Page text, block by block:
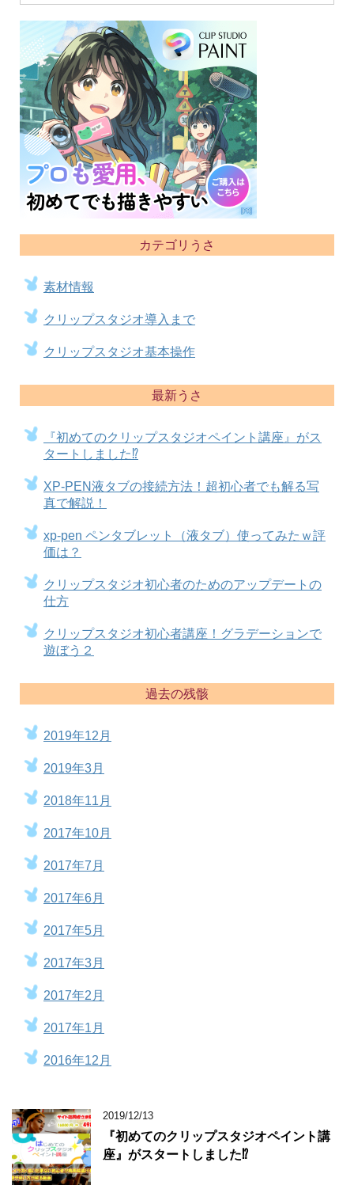
カテゴリうさ
素材情報
クリップスタジオ導入まで
クリップスタジオ基本操作
最新うさ
『初めてのクリップスタジオペイント講座』がス
タートしました⁉
XP-PEN液タブの接続方法！超初心者でも解る写
真で解説！
xp-pen ペンタブレット（液タブ）使ってみたｗ評
価は？
クリップスタジオ初心者のためのアップデートの
仕方
クリップスタジオ初心者講座！グラデーションで
遊ぼう２
過去の残骸
2019年12月
2019年3月
2018年11月
2017年10月
2017年7月
2017年6月
2017年5月
2017年3月
2017年2月
2017年1月
2016年12月
2019/12/13
『初めてのクリップスタジオペイント講
座』がスタートしました⁉